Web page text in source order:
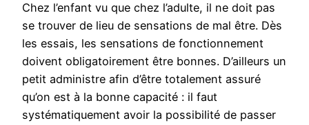
Chez l’enfant vu que chez l’adulte, il ne doit pas
se trouver de lieu de sensations de mal être. Dès
les essais, les sensations de fonctionnement
doivent obligatoirement être bonnes. D’ailleurs un
petit administre afin d’être totalement assuré
qu’on est à la bonne capacité : il faut
systématiquement avoir la possibilité de passer